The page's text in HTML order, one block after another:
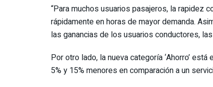
“Para muchos usuarios pasajeros, la rapidez
rápidamente en horas de mayor demanda.
las ganancias de los usuarios conductores,
Por otro lado, la nueva categoría ‘Ahorro’
5% y 15% menores en comparación a un